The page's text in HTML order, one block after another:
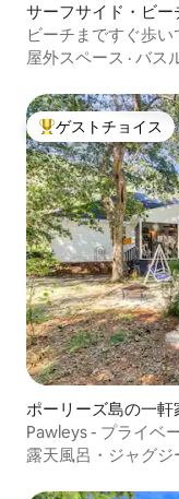
サーフサイド・ビー
ビーチまですぐ歩
屋外スペース · バス
大好評のゲストチョ
ゲストチョイス
ポーリーズ島の一軒
Pawleys - プライベ
き、犬OK、5寝室
露天風呂・ジャグジ